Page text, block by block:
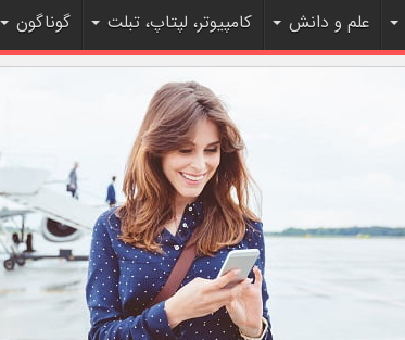
علم و دانش کامپیوتر، لپتاپ، تبلت گوناگون